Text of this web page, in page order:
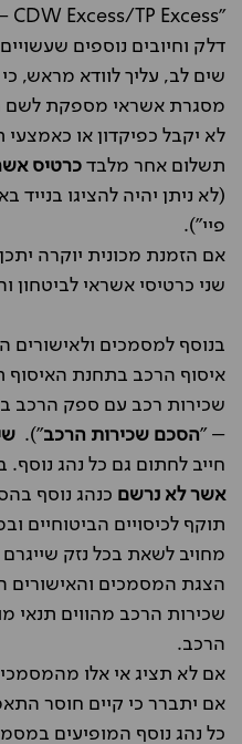
דלק וחיובים נוספים
שים לב, עליך לוודא מראש,
מסגרת אשראי מספקת לשם
לא יקבל כפיקדון או
תשלום אחר מלבד כרטיס
(לא ניתן יהיה להציגו בנייד
פיי").
אם הזמנת מכונית יוקרה
שני כרטיסי אשראי לביטחון
בנוסף למסמכים ולאישורים
איסוף הרכב בתחנת
שכירות רכב עם ספק הרכב
– "הסכם שכירות הרכב").
חייב לחתום גם כל נהג נוסף.
אשר לא נרשם כנהג נוסף
תוקף לכיסויים הביטוחיים
מחויב לשאת בכל נזק
הצגת המסמכים והאישורים
שכירות הרכב מהווים תנאי
הרכב.
אם לא תציג אי אלו
אם יתברר כי קיים חוסר
כל נהג נוסף המופיעים